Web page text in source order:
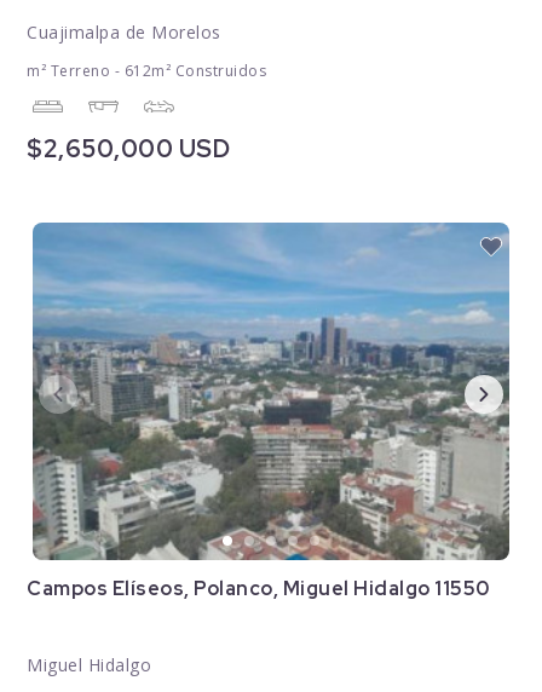
Cuajimalpa de Morelos
m² Terreno - 612m² Construidos
$2,650,000 USD
Campos Elíseos, Polanco, Miguel Hidalgo 11550
Miguel Hidalgo